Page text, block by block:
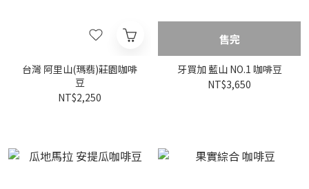
台灣 阿里山(瑪翡)莊園咖啡
豆
NT$2,250
售完
牙買加 藍山 NO.1 咖啡豆
NT$3,650